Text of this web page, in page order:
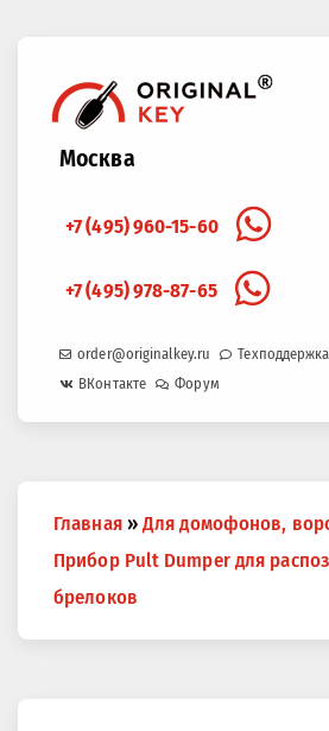
Москва
+7 (495) 960-15-60
+7 (495) 978-87-65
order@originalkey.ru Техподдержка
ВКонтакте
Форум
здесь
Главная » Для домофонов,
Прибор Pult Dumper для
брелоков